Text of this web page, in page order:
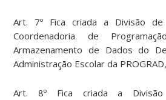
Art. 7º Fica criada a Divisão de
Coordenadoria de
Armazenamento de Dados do
Administração Escolar da
Art. 8º Fica criada a